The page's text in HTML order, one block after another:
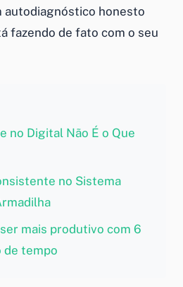
autodiagnóstico honesto
fazendo de fato com o seu
no Digital Não É o Que
no Sistema
mais produtivo com 6
de tempo